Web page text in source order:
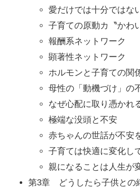
愛だけでは十分ではな
子育ての原動カ〝かわ
報酬系ネットワーク
顕著性ネットワーク
ホルモンと子育ての関
母性の「動機づけ」の
なぜ心配に取り憑かれ
極端な没頭と不安
赤ちゃんの世話が不安
子育ては快適に変化し
親になることは人生が
第3章 どうしたら子供との